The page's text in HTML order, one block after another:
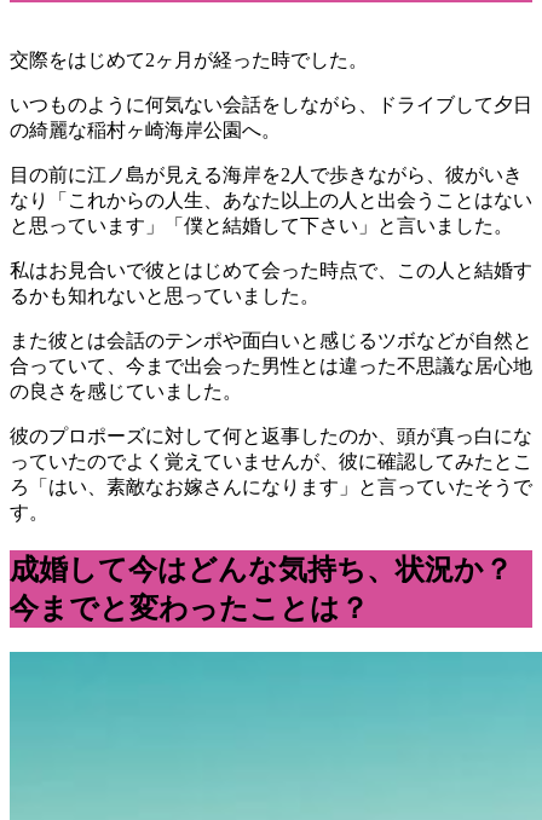
交際をはじめて2ヶ月が経った時でした。
いつものように何気ない会話をしながら、ドライブして夕日
の綺麗な稲村ヶ崎海岸公園へ。
目の前に江ノ島が見える海岸を2人で歩きながら、彼がいき
なり「これからの人生、あなた以上の人と出会うことはない
と思っています」「僕と結婚して下さい」と言いました。
私はお見合いで彼とはじめて会った時点で、この人と結婚す
るかも知れないと思っていました。
また彼とは会話のテンポや面白いと感じるツボなどが自然と
合っていて、今まで出会った男性とは違った不思議な居心地
の良さを感じていました。
彼のプロポーズに対して何と返事したのか、頭が真っ白にな
っていたのでよく覚えていませんが、彼に確認してみたとこ
ろ「はい、素敵なお嫁さんになります」と言っていたそうで
す。
成婚して今はどんな気持ち、状況か？
今までと変わったことは？